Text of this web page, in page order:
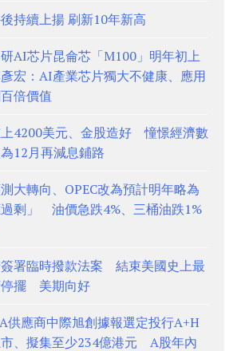
持續上揚 刷新10年新高
AI芯片昆侖芯「M100」明年初上
宏：AI產業芯片獨大不健康、應用
倍價值
4200美元、金股造好 憧憬經濟數
12月再減息鋪路
大轉向、OPEC改為預計明年略為
過剩」 油價急跌4%、三桶油跌1%
署臨時撥款法案 結束美國史上最
停擺 美期向好
供應商中際旭創據報選定投行A+H
、擬集至少234億港元 A股年內